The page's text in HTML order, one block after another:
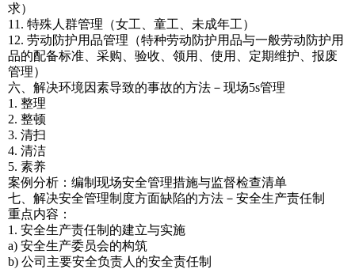
求）
11. 特殊人群管理（女工、童工、未成年工）
12. 劳动防护用品管理（特种劳动防护用品与一般劳动防护用
品的配备标准、采购、验收、领用、使用、定期维护、报废
管理）
六、解决环境因素导致的事故的方法－现场5s管理
1. 整理
2. 整顿
3. 清扫
4. 清洁
5. 素养
案例分析：编制现场安全管理措施与监督检查清单
七、解决安全管理制度方面缺陷的方法－安全生产责任制
重点内容：
1. 安全生产责任制的建立与实施
a) 安全生产委员会的构筑
b) 公司主要安全负责人的安全责任制